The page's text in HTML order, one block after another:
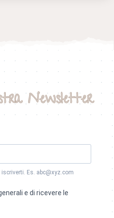
Newsletter
Es. abc@xyz.com
e di ricevere le